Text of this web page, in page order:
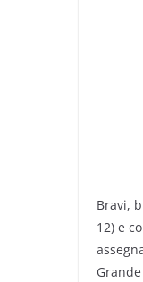
Bravi,
12) e